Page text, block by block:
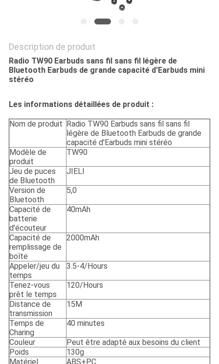
Description de produit
Radio TW90 Earbuds sans fil sans fil légère de
Bluetooth Earbuds de grande capacité d'Earbuds mini
stéréo
Les informations détaillées de produit :
Nom de produit
Radio TW90 Earbuds sans fil sans fil
légère de Bluetooth Earbuds de grande
capacité d'Earbuds mini stéréo
Modèle de
produit
TW90
Jeu de puces
de Bluetooth
JIELI
Version de
Bluetooth
5,0
Capacité de
batterie
d'écouteur
40mAh
Capacité de
remplissage de
boîte
2000mAh
Appeler/jeu du
temps
3.5-4/Hours
Tenez-vous
prêt le temps
120/Hours
Distance de
transmission
15M
Temps de
Charing
40 minutes
Couleur
Peut être adapté aux besoins du client
Poids
130g
Matériel
ABS+PC